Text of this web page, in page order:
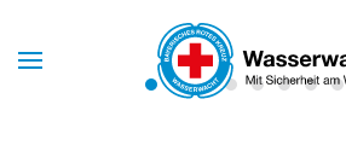
Skip to main content